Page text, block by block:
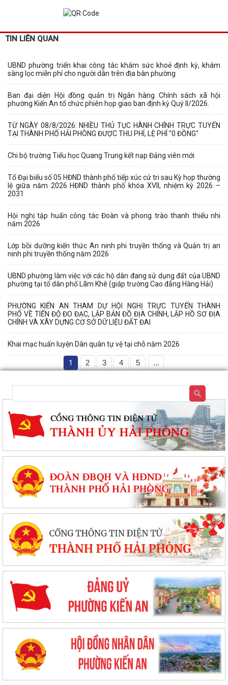
TIN LIÊN QUAN
UBND phường triển khai công tác khám sức khoẻ định kỳ, khám
sàng lọc miễn phí cho người dân trên địa bàn phường
Ban đại diện Hội đồng quản trị Ngân hàng Chính sách xã hội
phường Kiến An tổ chức phiên họp giao ban định kỳ Quý II/2026.
TỪ NGÀY 08/8/2026: NHIỀU THỦ TỤC HÀNH CHÍNH TRỰC TUYẾN
TẠI THÀNH PHỐ HẢI PHÒNG ĐƯỢC THU PHÍ, LỆ PHÍ "0 ĐỒNG"
Chi bộ trường Tiểu học Quang Trung kết nạp Đảng viên mới
Tổ Đại biểu số 05 HĐND thành phố tiếp xúc cử tri sau Kỳ họp thường
lệ giữa năm 2026 HĐND thành phố khóa XVII, nhiệm kỳ 2026 –
2031
Hội nghị tập huấn công tác Đoàn và phong trào thanh thiếu nhi
năm 2026
Lớp bồi dưỡng kiến thức An ninh phi truyền thống và Quản trị an
ninh phi truyền thống năm 2026
UBND phường làm việc với các hộ dân đang sử dụng đất của UBND
phường tại tổ dân phố Lãm Khê (giáp trường Cao đẳng Hàng Hải)
PHƯỜNG KIẾN AN THAM DỰ HỘI NGHỊ TRỰC TUYẾN THÀNH
PHỐ VỀ TIẾN ĐỘ ĐO ĐẠC, LẬP BẢN ĐỒ ĐỊA CHÍNH, LẬP HỒ SƠ ĐỊA
CHÍNH VÀ XÂY DỰNG CƠ SỞ DỮ LIỆU ĐẤT ĐAI
Khai mạc huấn luyện Dân quân tự vệ tại chỗ năm 2026
1 2 3 4 5 ...